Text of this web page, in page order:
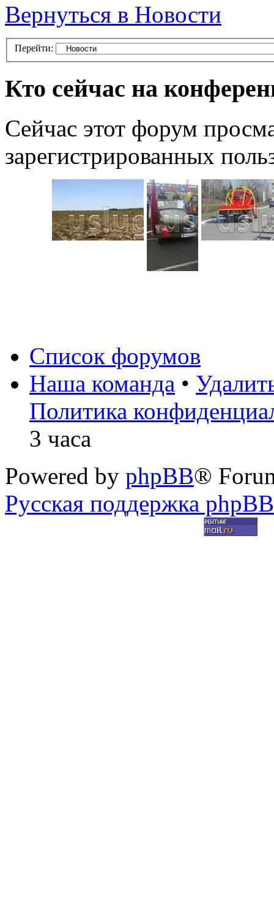
Вернуться в Новости
Перейти:
Кто сейчас на
Сейчас этот форум
зарегистрированных
Список форумов
Наша команда •
Политика
3 часа
Powered by phpBB®
Русская поддержка phpBB